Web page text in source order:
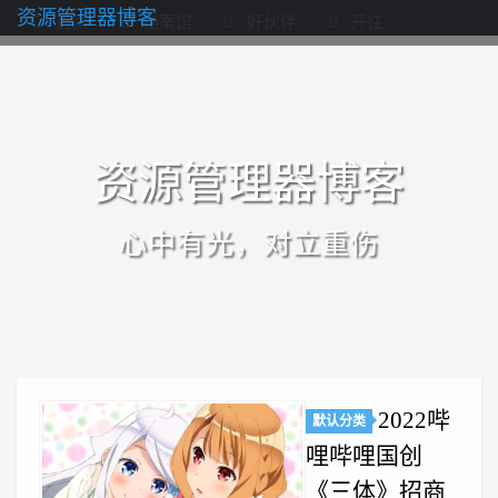
首页 档案馆
资源管理器博客
资源管理器博客
心中有光，对立重伤
默认分类
2022哔
哩哔哩国创
《三体》招商